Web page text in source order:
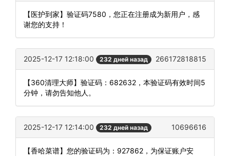
【医护到家】验证码7580，您正在注册成为新用户，感
谢您的支持！
2025-12-17 12:18:00 232 дней назад 266172818815
【360清理大师】验证码：682632，本验证码有效时间5
分钟，请勿告知他人。
2025-12-17 12:14:00 232 дней назад 10696616
【香哈菜谱】您的验证码为：927862，为保证账户安